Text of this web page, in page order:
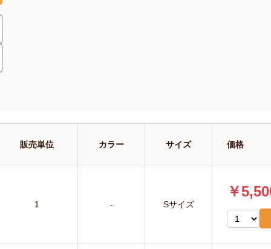
販売単位 カラー サイズ 価格
1 - Sサイズ
￥